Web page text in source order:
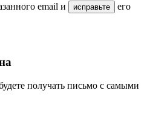
email и исправьте
его
получать письмо с самыми